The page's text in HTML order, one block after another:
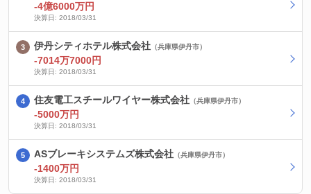
-4億6000万円
決算日: 2018/03/31
伊丹シティホテル株式会社 （兵庫県伊丹市）
-7014万7000円
決算日: 2018/03/31
住友電工スチールワイヤー株式会社 （兵庫県伊丹市）
-5000万円
決算日: 2018/03/31
ASブレーキシステムズ株式会社 （兵庫県伊丹市）
-1400万円
決算日: 2018/03/31